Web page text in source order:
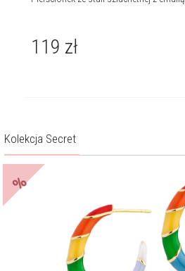
119 zł
Kolekcja Secret
%